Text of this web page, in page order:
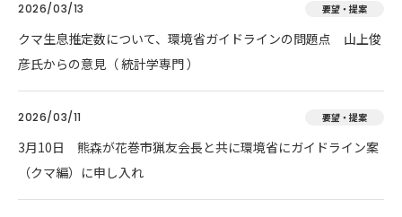
2026/03/13 要望・提案
クマ生息推定数について、環境省ガイドラインの問題点 山上俊
彦氏からの意見（ 統計学専門 ）
2026/03/11 要望・提案
3月10日 熊森が花巻市猟友会長と共に環境省にガイドライン案
（クマ編）に申し入れ